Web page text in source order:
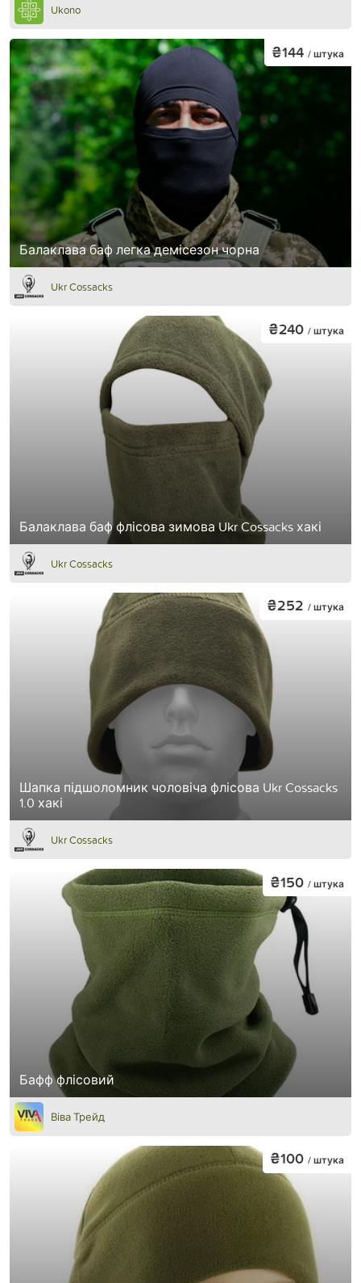
Ukono
Балаклава баф легка демісезон чорна
₴144 / штука
Ukr Cossacks
Балаклава баф флісова зимова Ukr Cossacks хакі
₴240 / штука
Ukr Cossacks
Шапка підшоломник чоловіча флісова Ukr Cossacks
1.0 хакі
₴252 / штука
Ukr Cossacks
Бафф флісовий
₴150 / штука
Віва Трейд
₴100 / штука